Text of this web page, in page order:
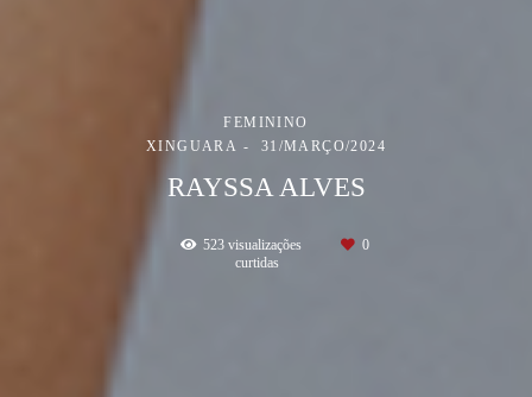
FEMININO
XINGUARA
31/MARÇO/2024
RAYSSA ALVES
523 visualizações
0
curtidas